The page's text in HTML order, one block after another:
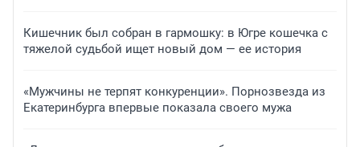
Кишечник был собран в гармошку: в Югре кошечка с
тяжелой судьбой ищет новый дом — ее история
«Мужчины не терпят конкуренции». Порнозвезда из
Екатеринбурга впервые показала своего мужа